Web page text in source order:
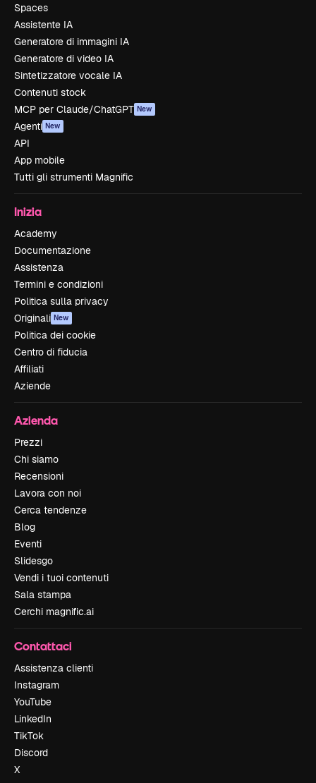
Spaces
Assistente IA
Generatore di immagini IA
Generatore di video IA
Sintetizzatore vocale IA
Contenuti stock
MCP per Claude/ChatGPT New
Agenti New
API
App mobile
Tutti gli strumenti Magnific
Inizia
Academy
Documentazione
Assistenza
Termini e condizioni
Politica sulla privacy
Originali New
Politica dei cookie
Centro di fiducia
Affiliati
Aziende
Azienda
Prezzi
Chi siamo
Recensioni
Lavora con noi
Cerca tendenze
Blog
Eventi
Slidesgo
Vendi i tuoi contenuti
Sala stampa
Cerchi magnific.ai
Contattaci
Assistenza clienti
Instagram
YouTube
LinkedIn
TikTok
Discord
X